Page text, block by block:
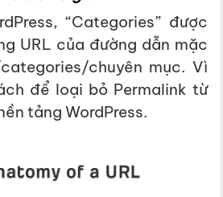
“Categories” được
URL của đường dẫn mặc
chuyên mục. Vì
để loại bỏ Permalink từ
tảng WordPress.